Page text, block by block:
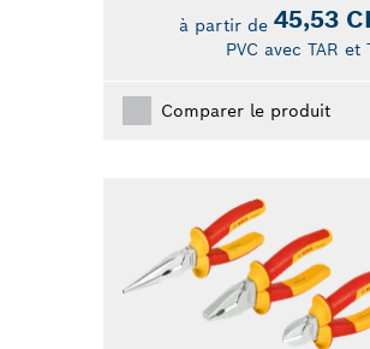
à partir de 45,53
PVC avec TAR et
Comparer le produit